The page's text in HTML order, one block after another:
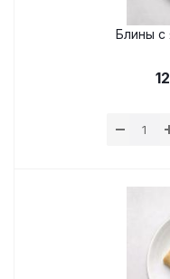
Блины с